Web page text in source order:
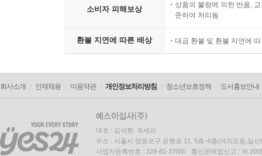
소비자 피해보상
상품의 불량에 의한 반품,
준하여 처리됨
환불 지연에 따른 배상 대금 환불 및 환불 지연에
회사소개 인재채용 이용약관 개인정보처리방침 청소년보호정책 도서홍보안내
대표 : 김석환, 최세라
주소 : 서울시 영등포구 은행로 11, 5층~6층(여의도동,일신
사업자등록번호 : 229-81-37000 통신판매업신고 : 제